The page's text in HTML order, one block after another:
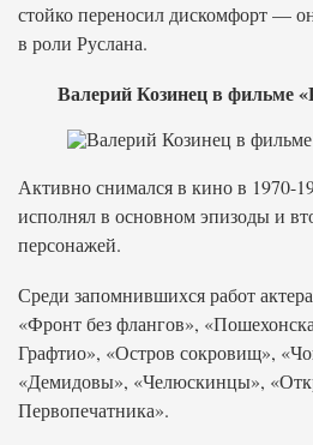
стойко переносил дискомфорт —
в роли Руслана.
Валерий Козинец в фильме
Активно снимался в кино в 1970-
исполнял в основном эпизоды и
персонажей.
Среди запомнившихся работ
«Фронт без флангов»,
Графтио», «Остров сокровищ»,
«Демидовы», «Челюскинцы»,
Первопечатника».